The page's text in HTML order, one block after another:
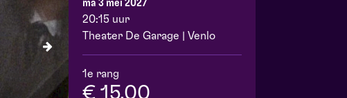
ma 3 mei 2027
20:15 uur
Theater De Garage | Venlo
1e rang
€ 15,00